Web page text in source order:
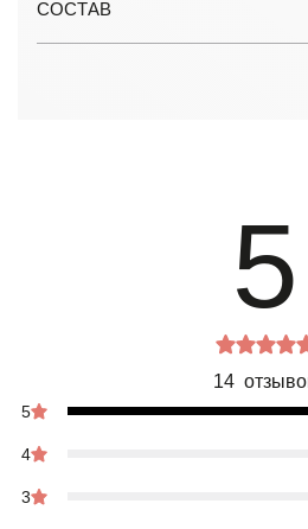
СОСТАВ
5
14
5
4
3